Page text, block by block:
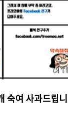
숙여 사과드립니